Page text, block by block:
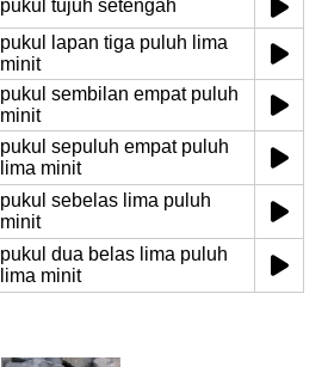
pukul tujuh setengah
pukul lapan tiga puluh lima
minit
pukul sembilan empat puluh
minit
pukul sepuluh empat puluh
lima minit
pukul sebelas lima puluh
minit
pukul dua belas lima puluh
lima minit